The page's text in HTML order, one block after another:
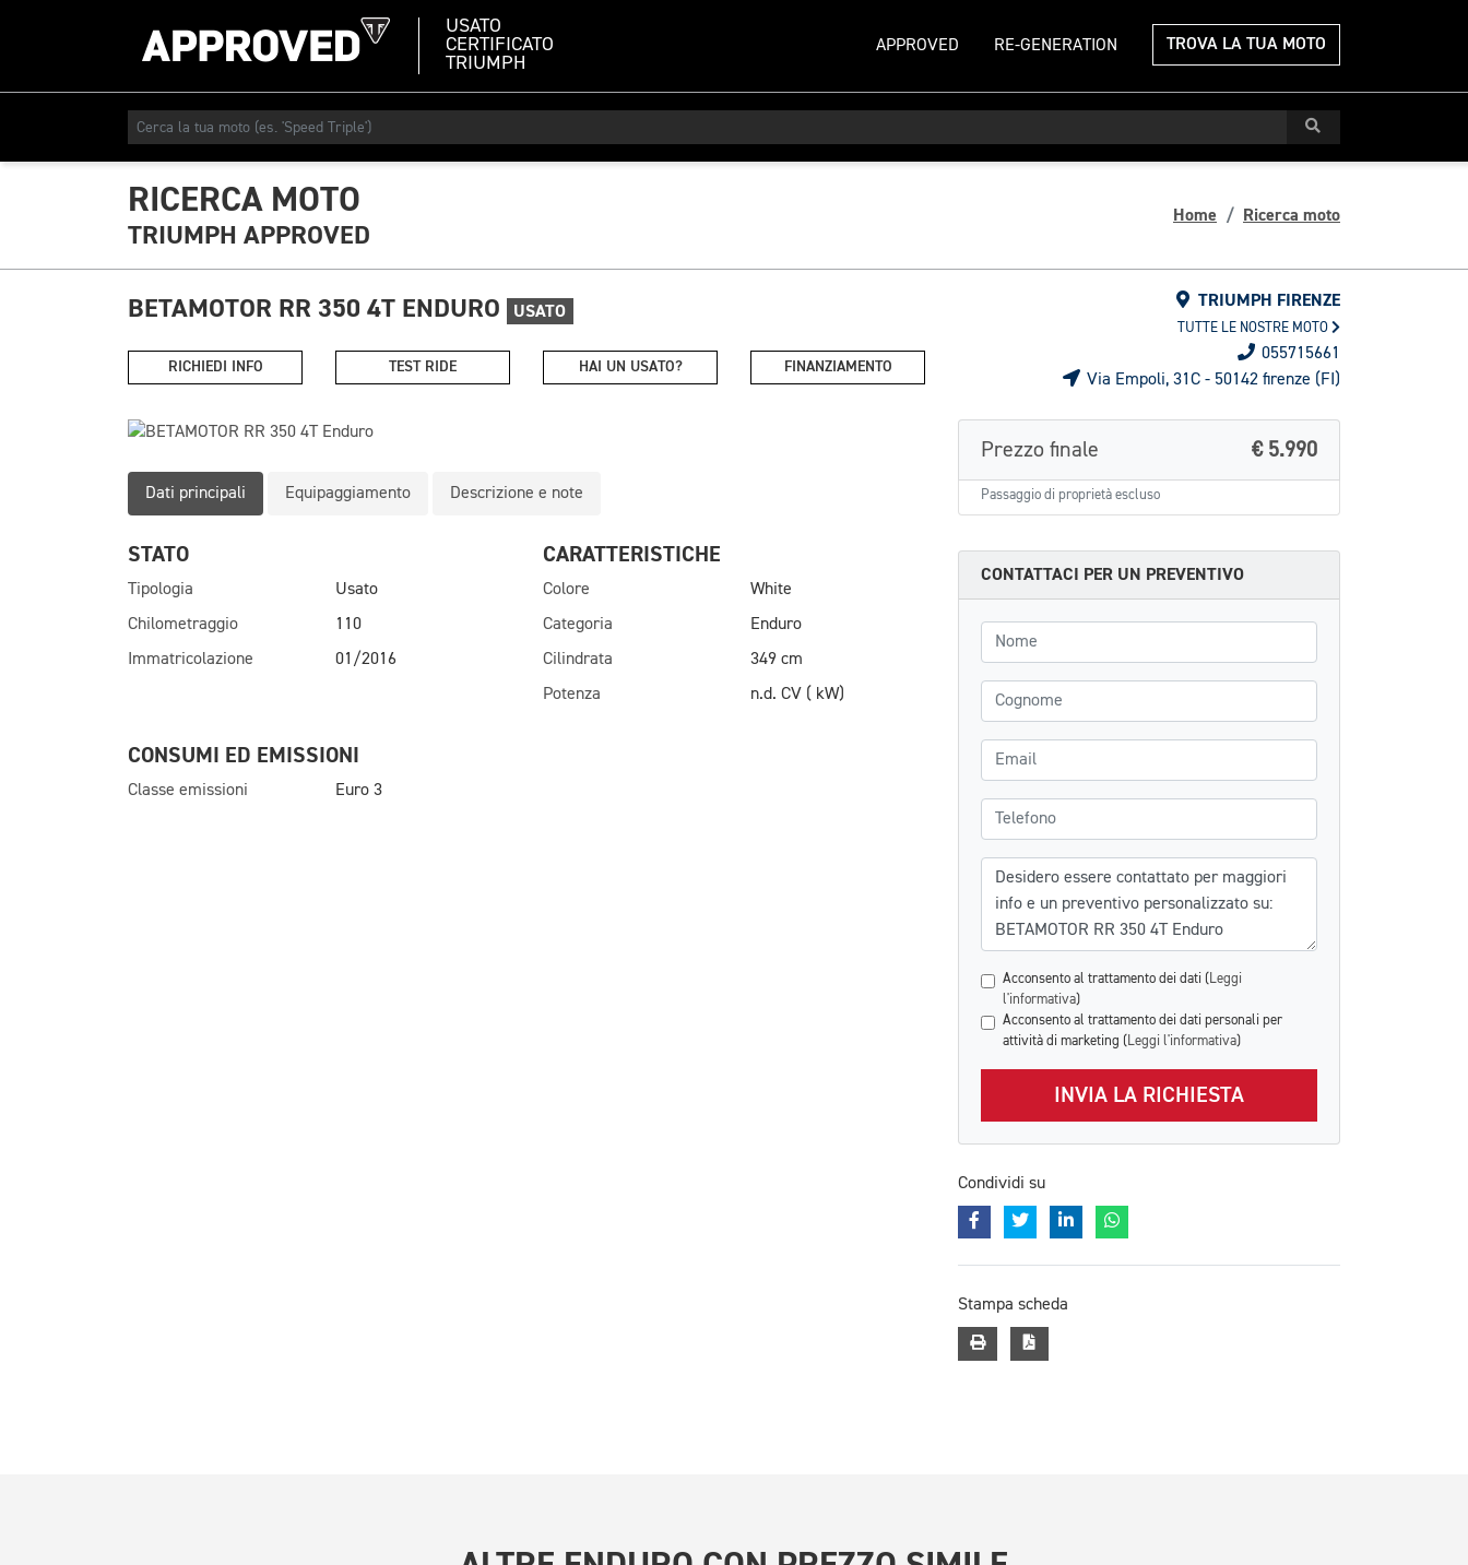
USATO
CERTIFICATO
TRIUMPH
APPROVED RE-GENERATION TROVA LA TUA MOTO
RICERCA MOTO
TRIUMPH APPROVED
Home Ricerca moto
BETAMOTOR RR 350 4T ENDURO USATO
RICHIEDI INFO TEST RIDE HAI UN USATO? FINANZIAMENTO
TRIUMPH FIRENZE
TUTTE LE NOSTRE MOTO
055715661
Via Empoli, 31C - 50142 firenze (FI)
Dati principali Equipaggiamento Descrizione e note
STATO
Tipologia
Usato
Chilometraggio
110
Immatricolazione
01/2016
CARATTERISTICHE
Colore
White
Categoria
Enduro
Cilindrata
349 cm
Potenza
n.d. CV ( kW)
CONSUMI ED EMISSIONI
Classe emissioni Euro 3
Prezzo finale € 5.990
Passaggio di proprietà escluso
CONTATTACI PER UN PREVENTIVO
Nome
Cognome
Email
Telefono
Messaggio
Acconsento al trattamento dei dati ( Leggi
l'informativa)
Acconsento al trattamento dei dati personali per
attività di marketing ( Leggi l'informativa)
INVIA LA RICHIESTA
Condividi su
Stampa scheda